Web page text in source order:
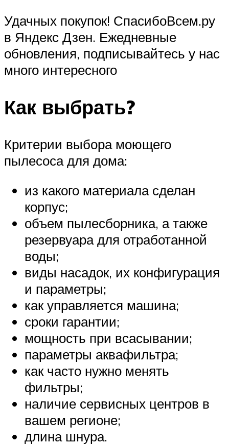
Удачных покупок! СпасибоВсем.ру
в Яндекс Дзен. Ежедневные
обновления, подписывайтесь у нас
много интересного
Как выбрать?
Критерии выбора моющего
пылесоса для дома:
из какого материала сделан
корпус;
объем пылесборника, а также
резервуара для отработанной
воды;
виды насадок, их конфигурация
и параметры;
как управляется машина;
сроки гарантии;
мощность при всасывании;
параметры аквафильтра;
как часто нужно менять
фильтры;
наличие сервисных центров в
вашем регионе;
длина шнура.